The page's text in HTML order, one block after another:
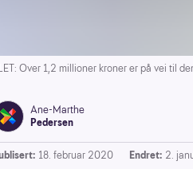
Over 1,2 millioner kroner er på vei til
Ane-Marthe
Pedersen
18. februar 2020 Endret: 2.